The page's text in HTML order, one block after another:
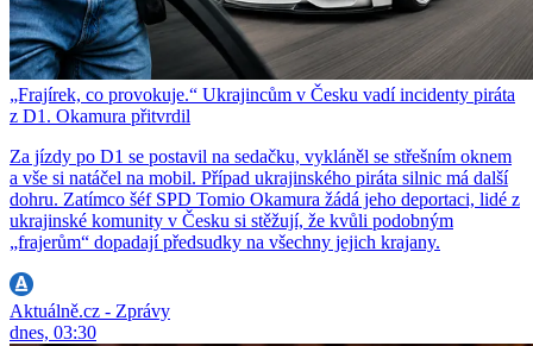
„Frajírek, co provokuje.“ Ukrajincům v Česku vadí incidenty piráta
z D1. Okamura přitvrdil
Za jízdy po D1 se postavil na sedačku, vykláněl se střešním oknem
a vše si natáčel na mobil. Případ ukrajinského piráta silnic má další
dohru. Zatímco šéf SPD Tomio Okamura žádá jeho deportaci, lidé z
ukrajinské komunity v Česku si stěžují, že kvůli podobným
„frajerům“ dopadají předsudky na všechny jejich krajany.
Aktuálně.cz - Zprávy
dnes, 03:30